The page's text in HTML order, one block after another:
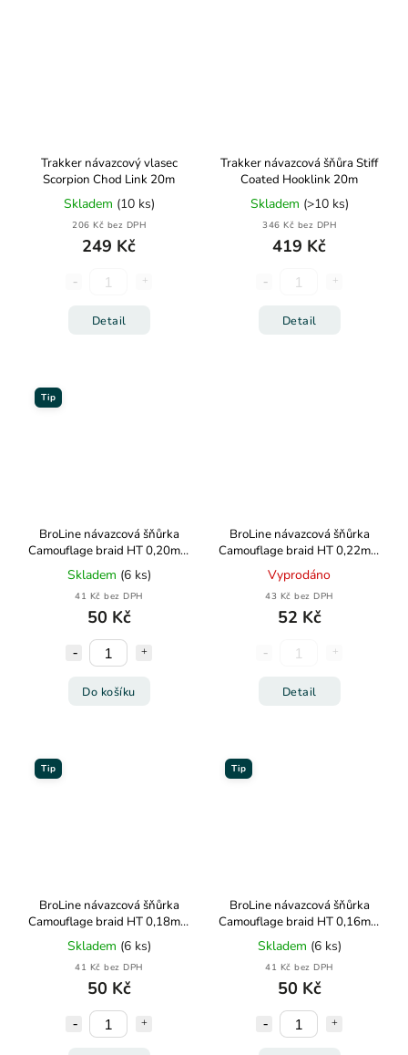
Trakker návazcový vlasec
Scorpion Chod Link 20m
Skladem (10 ks)
206 Kč bez DPH
249 Kč
Detail
Trakker návazcová šňůra Stiff
Coated Hooklink 20m
Skladem (>10 ks)
346 Kč bez DPH
419 Kč
Detail
Tip
BroLine návazcová šňůrka
Camouflage braid HT 0,20mm
13,7kg 10m
Skladem (6 ks)
41 Kč bez DPH
50 Kč
Do košíku
BroLine návazcová šňůrka
Camouflage braid HT 0,22mm
15,5kg 10m
Vyprodáno
43 Kč bez DPH
52 Kč
Detail
Tip
BroLine návazcová šňůrka
Camouflage braid HT 0,18mm
11,5kg 10m
Skladem (6 ks)
41 Kč bez DPH
50 Kč
Tip
BroLine návazcová šňůrka
Camouflage braid HT 0,16mm
10,6kg 10m
Skladem (6 ks)
41 Kč bez DPH
50 Kč